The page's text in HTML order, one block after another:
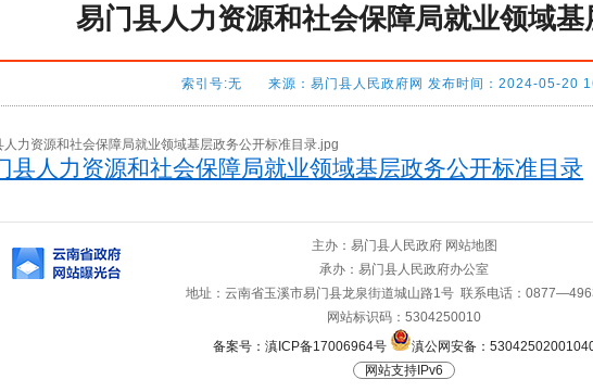
易门县人力资源和社会保障局就业领域
索引号:无 来源：易门县人民政府网 发布时间：2024-
县人力资源和社会保障局就业领域基层政务公开标准目录
主办：易门县人民政府 网站地图
承办：易门县人民政府办公室
地址：云南省玉溪市易门县龙泉街道城山路1号 联系电话：
网站标识码：5304250010
备案号：滇ICP备17006964号
滇公网安备：
网站支持IPv6